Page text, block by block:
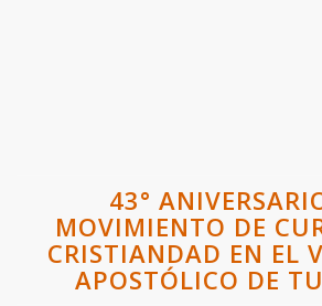
43°
MOVIMIENTO DE
CRISTIANDAD EN EL
APOSTÓLICO DE